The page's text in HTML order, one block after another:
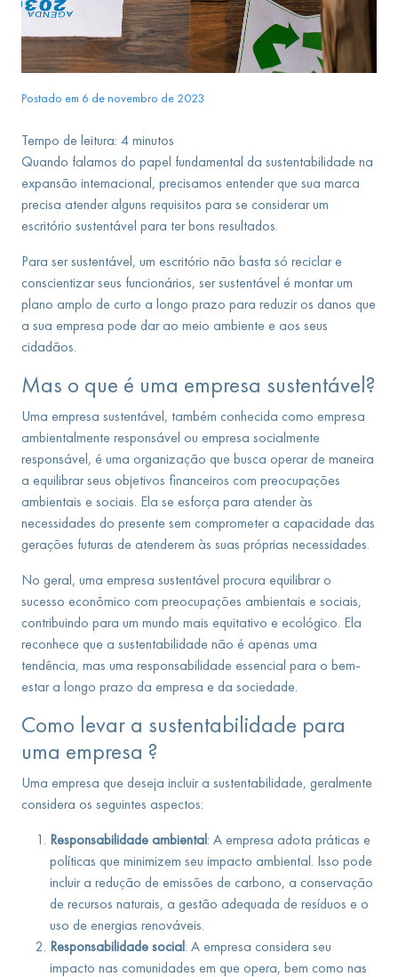
Postado em 6 de novembro de 2023
Tempo de leitura: 4 minutos
Quando falamos do papel fundamental da sustentabilidade na
expansão internacional, precisamos entender que sua marca
precisa atender alguns requisitos para se considerar um
escritório sustentável para ter bons resultados.
Para ser sustentável, um escritório não basta só reciclar e
conscientizar seus funcionários, ser sustentável é montar um
plano amplo de curto a longo prazo para reduzir os danos que
a sua empresa pode dar ao meio ambiente e aos seus
cidadãos.
Mas o que é uma empresa sustentável?
Uma empresa sustentável, também conhecida como empresa
ambientalmente responsável ou empresa socialmente
responsável, é uma organização que busca operar de maneira
a equilibrar seus objetivos financeiros com preocupações
ambientais e sociais. Ela se esforça para atender às
necessidades do presente sem comprometer a capacidade das
gerações futuras de atenderem às suas próprias necessidades.
No geral, uma empresa sustentável procura equilibrar o
sucesso econômico com preocupações ambientais e sociais,
contribuindo para um mundo mais equitativo e ecológico. Ela
reconhece que a sustentabilidade não é apenas uma
tendência, mas uma responsabilidade essencial para o bem-
estar a longo prazo da empresa e da sociedade.
Como levar a sustentabilidade para
uma empresa ?
Uma empresa que deseja incluir a sustentabilidade, geralmente
considera os seguintes aspectos:
Responsabilidade ambiental: A empresa adota práticas e
políticas que minimizem seu impacto ambiental. Isso pode
incluir a redução de emissões de carbono, a conservação
de recursos naturais, a gestão adequada de resíduos e o
uso de energias renováveis.
Responsabilidade social: A empresa considera seu
impacto nas comunidades em que opera, bem como nas